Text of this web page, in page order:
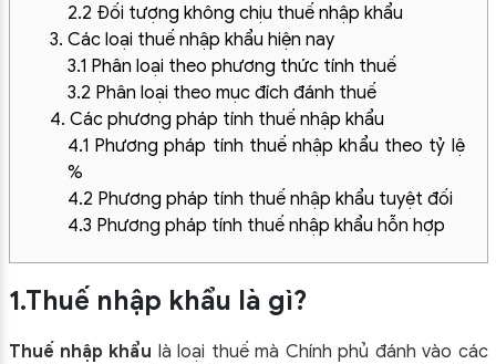
2.2 Đối tượng không chịu thuế nhập khẩu
3. Các loại thuế nhập khẩu hiện nay
3.1 Phân loại theo phương thức tính thuế
3.2 Phân loại theo mục đích đánh thuế
4. Các phương pháp tính thuế nhập khẩu
4.1 Phương pháp tính thuế nhập khẩu theo tỷ lệ
%
4.2 Phương pháp tính thuế nhập khẩu tuyệt đối
4.3 Phương pháp tính thuế nhập khẩu hỗn hợp
1.Thuế nhập khẩu là gì?
Thuế nhập khẩu là loại thuế mà Chính phủ đánh vào các